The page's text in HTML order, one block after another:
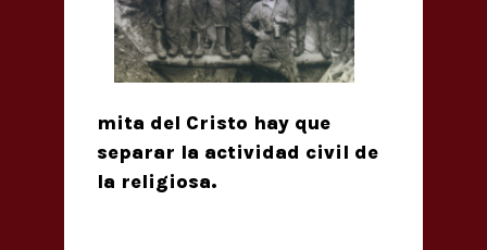
mita del Cristo hay que
separar la actividad civil de
la religiosa.